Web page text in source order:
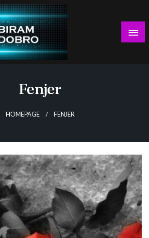
Fenjer
HOMEPAGE FENJER